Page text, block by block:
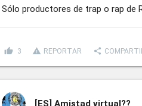
Sólo productores de trap o rap de
thumb_up 3 report_problem REPORTAR share
[ES]Amistad virtual??